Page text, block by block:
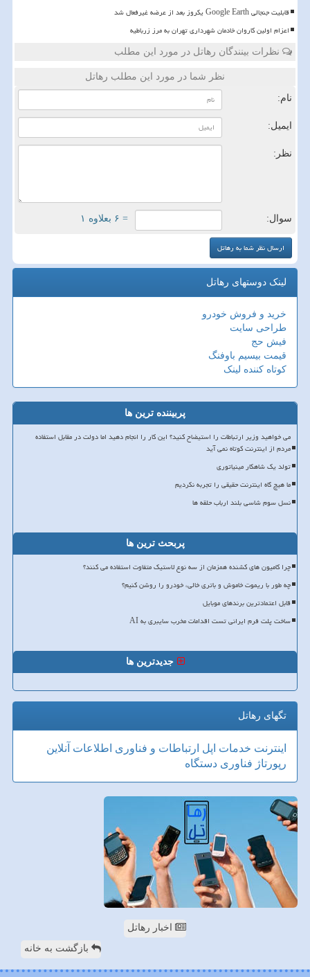
قابلیت جنجالی Google Earth یکروز بعد از عرضه غیرفعال شد
اعزام اولین کاروان خادمان شهرداری تهران به مرز زرباطیه
نظرات بینندگان رهاتل در مورد این مطلب
نظر شما در مورد این مطلب رهاتل
نام:
ایمیل:
نظر:
سوال: = ۶ بعلاوه ۱
لینک دوستهای رهاتل
خرید و فروش خودرو
طراحی سایت
فیش حج
قیمت بیسیم باوفنگ
کوتاه کننده لینک
پربیننده ترین ها
می خواهید وزیر ارتباطات را استیضاح کنید؟ این کار را انجام دهید اما دولت در مقابل استفاده
مردم از اینترنت کوتاه نمی آید
تولد یک شاهکار مینیاتوری
ما هیچ گاه اینترنت حقیقی را تجربه نکردیم
نسل سوم شاسی بلند ارباب حلقه ها
پربحث ترین ها
چرا کامیون های کشنده همزمان از سه نوع لاستیک متفاوت استفاده می کنند؟
چه طور با ریموت خاموش و باتری خالی، خودرو را روشن کنیم؟
قابل اعتمادترین برندهای موبایل
ساخت پلت فرم ایرانی تست اقدامات مخرب سایبری به AI
جدیدترین ها
تگهای رهاتل
اینترنت خدمات اپل ارتباطات و فناوری اطلاعات آنلاین
رپورتاژ فناوری دستگاه
اخبار رهاتل
بازگشت به خانه